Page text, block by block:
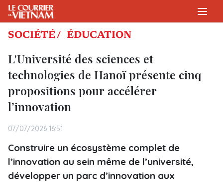
SOCIÉTÉ / ÉDUCATION
L'Université des sciences et
technologies de Hanoï présente cinq
propositions pour accélérer
l’innovation
07/07/2026 16:51
Construire un écosystème complet de
l’innovation au sein même de l’université,
développer un parc d’innovation aux